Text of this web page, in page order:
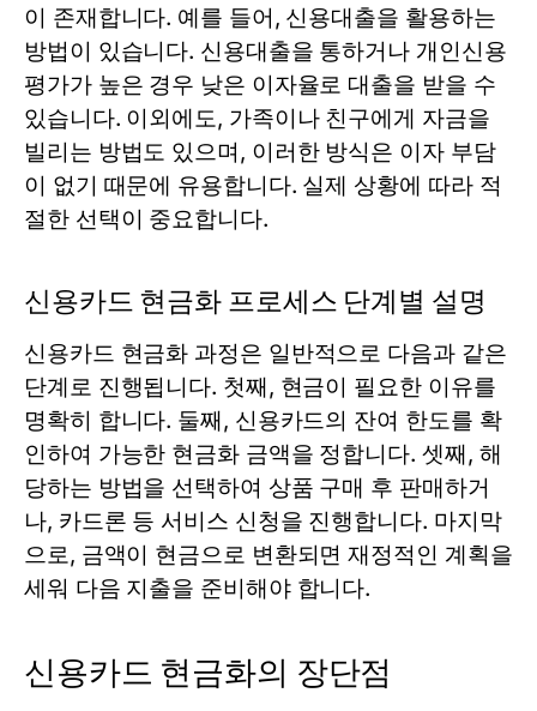
이 존재합니다. 예를 들어, 신용대출을 활용하는
방법이 있습니다. 신용대출을 통하거나 개인신용
평가가 높은 경우 낮은 이자율로 대출을 받을 수
있습니다. 이외에도, 가족이나 친구에게 자금을
빌리는 방법도 있으며, 이러한 방식은 이자 부담
이 없기 때문에 유용합니다. 실제 상황에 따라 적
절한 선택이 중요합니다.
신용카드 현금화 프로세스 단계별 설명
신용카드 현금화 과정은 일반적으로 다음과 같은
단계로 진행됩니다. 첫째, 현금이 필요한 이유를
명확히 합니다. 둘째, 신용카드의 잔여 한도를 확
인하여 가능한 현금화 금액을 정합니다. 셋째, 해
당하는 방법을 선택하여 상품 구매 후 판매하거
나, 카드론 등 서비스 신청을 진행합니다. 마지막
으로, 금액이 현금으로 변환되면 재정적인 계획을
세워 다음 지출을 준비해야 합니다.
신용카드 현금화의 장단점